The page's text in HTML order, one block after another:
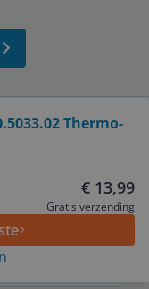
Thermo-
€ 13,99
Gratis verzending